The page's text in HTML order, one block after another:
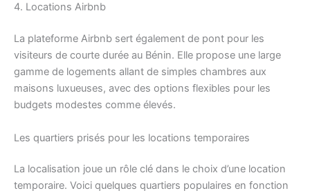
4. Locations Airbnb
La plateforme Airbnb sert également de pont pour les
visiteurs de courte durée au Bénin. Elle propose une large
gamme de logements allant de simples chambres aux
maisons luxueuses, avec des options flexibles pour les
budgets modestes comme élevés.
Les quartiers prisés pour les locations temporaires
La localisation joue un rôle clé dans le choix d’une location
temporaire. Voici quelques quartiers populaires en fonction